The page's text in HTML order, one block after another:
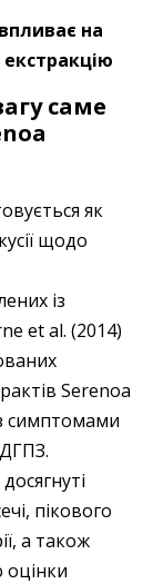
на
саме
як
щодо
із
et al. (2014)
Serenoa
симптомами
пікового
а також